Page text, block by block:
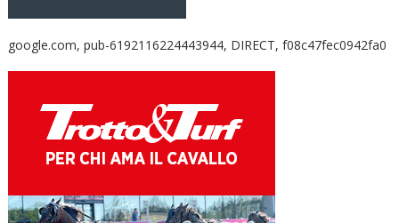
google.com, pub-6192116224443944, DIRECT, f08c47fec0942fa0